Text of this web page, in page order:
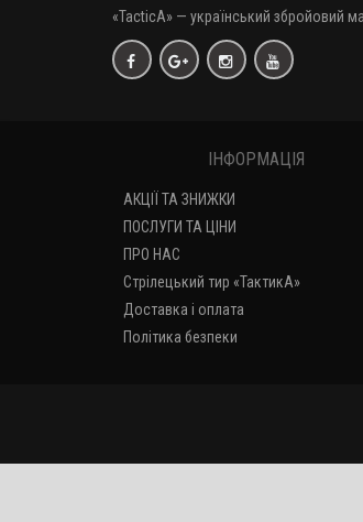
«TacticA» — український збройовий
ІНФОРМАЦІЯ
АКЦІЇ ТА ЗНИЖКИ
ПОСЛУГИ ТА ЦІНИ
ПРО НАС
Стрілецький тир «ТактикА»
Доставка і оплата
Політика безпеки